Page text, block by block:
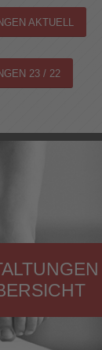
AKTUELL
23 / 22